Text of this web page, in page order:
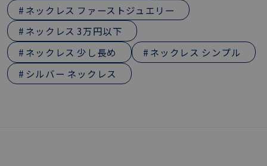
ネックレス ファーストジュエリー
ネックレス 3万円以下
ネックレス 少し長め
ネックレス シンプル
シルバー ネックレス